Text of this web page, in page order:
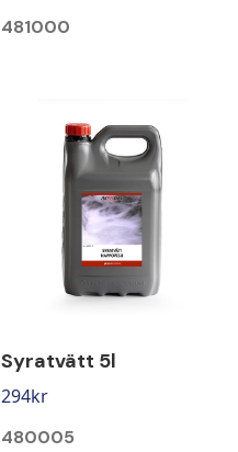
481000
Syratvätt 5l
294kr
480005